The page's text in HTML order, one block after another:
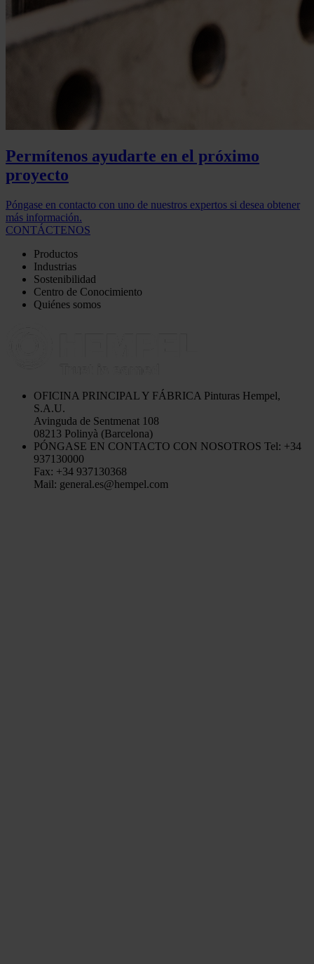
Permítenos ayudarte en el próximo
proyecto
Póngase en contacto con uno de nuestros expertos si desea obtener
más información.
CONTÁCTENOS
Productos
Industrias
Sostenibilidad
Centro de Conocimiento
Quiénes somos
OFICINA PRINCIPAL Y FÁBRICA Pinturas Hempel,
S.A.U.
Avinguda de Sentmenat 108
08213 Polinyà (Barcelona)
PÓNGASE EN CONTACTO CON NOSOTROS Tel: +34
937130000
Fax: +34 937130368
Mail: general.es@hempel.com